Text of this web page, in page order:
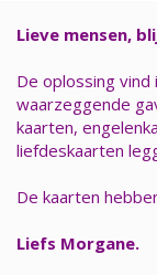
Lieve mensen,
De oplossing vind
waarzeggende
kaarten,
liefdeskaarten
De kaarten
Liefs Morgane.